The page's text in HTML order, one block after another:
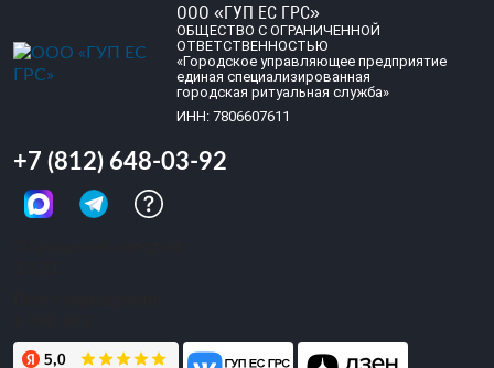
ООО «ГУП ЕС ГРС»
ОБЩЕСТВО С ОГРАНИЧЕННОЙ
ОТВЕТСТВЕННОСТЬЮ
«Городское управляющее предприятие
единая специализированная
городская ритуальная служба»
ИНН: 7806607611
+7 (812) 648-03-92